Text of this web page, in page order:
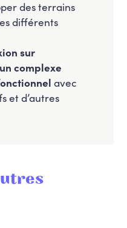
des terrains
différents
sur
complexe
avec
et d’autres